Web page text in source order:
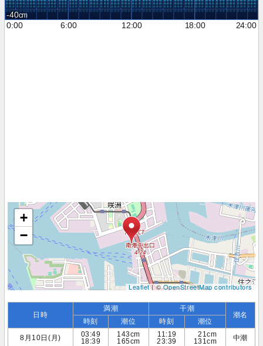
-40
0:00
6:00 12:00 18:00 24:00
+
−
Leaflet| ©OpenStreetMap contributors
日時
満潮 干潮
潮名
時刻 潮位 時刻
潮位
8月10日(月)
03:49
18:39
143cm
165cm
11:19
23:39
21cm
131cm
中潮